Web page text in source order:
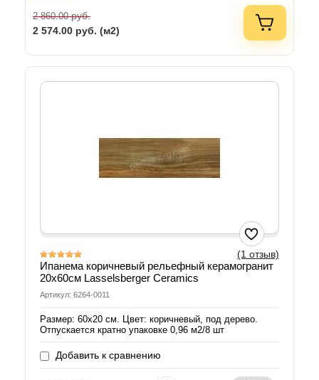
2 860.00руб.
2 574.00 руб. (м2)
(1 отзыв)
Ипанема коричневый рельефный керамогранит
20х60см Lasselsberger Ceramics
Артикул: 6264-0011
Размер: 60х20 см. Цвет: коричневый, под дерево.
Отпускается кратно упаковке 0,96 м2/8 шт
Добавить к сравнению